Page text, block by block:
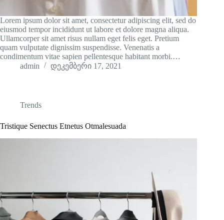
Lorem ipsum dolor sit amet, consectetur adipiscing elit, sed do
eiusmod tempor incididunt ut labore et dolore magna aliqua.
Ullamcorper sit amet risus nullam eget felis eget. Pretium
quam vulputate dignissim suspendisse. Venenatis a
condimentum vitae sapien pellentesque habitant morbi.…
admin
დეკემბერი 17, 2021
Trends
Tristique Senectus Etnetus Otmalesuada